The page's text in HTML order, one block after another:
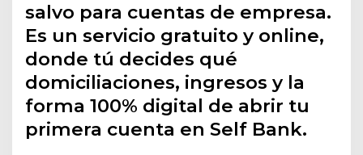
salvo para cuentas de empresa.
Es un servicio gratuito y online,
donde tú decides qué
domiciliaciones, ingresos y la
forma 100% digital de abrir tu
primera cuenta en Self Bank.